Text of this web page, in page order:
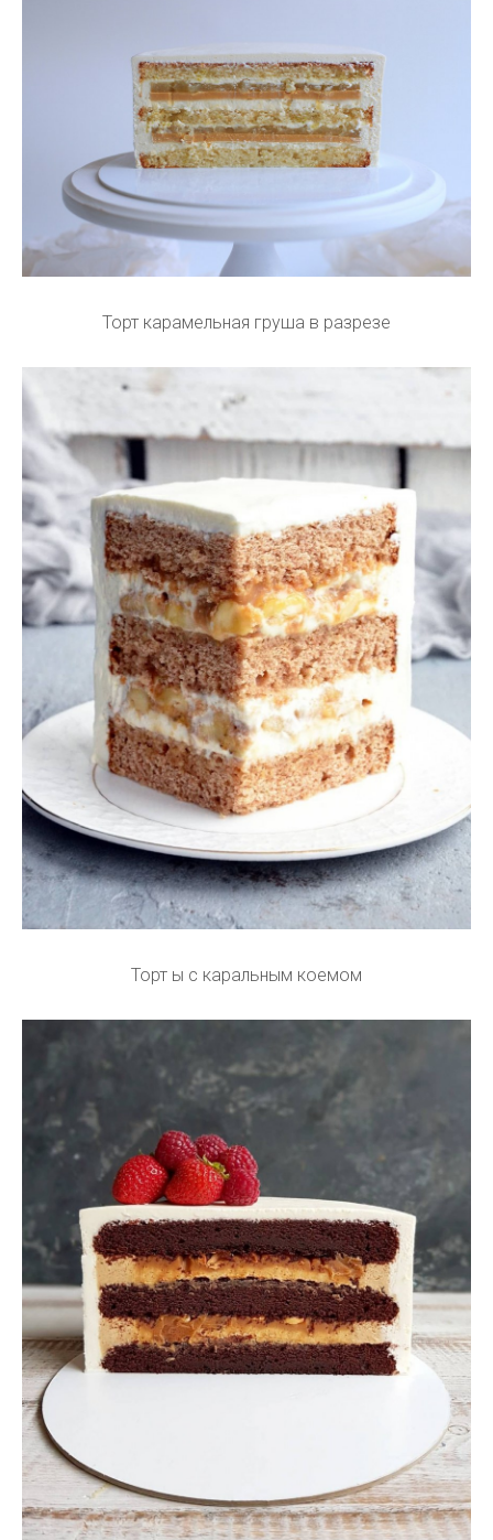
Торт карамельная груша в разрезе
Торт ы с каральным коемом